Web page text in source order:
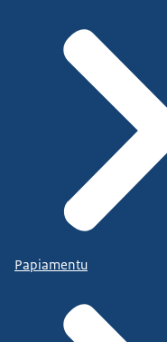
Papiamentu